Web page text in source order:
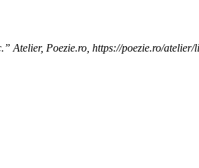
Atelier, Poezie.ro, https://poezie.ro/